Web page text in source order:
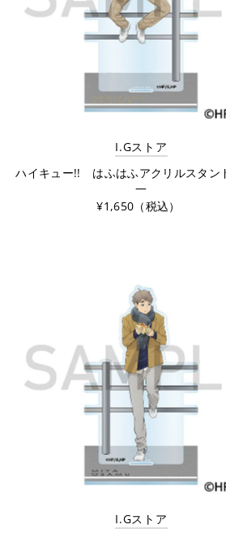
I.Gストア
ハイキュー!! はふはふアクリルスタ
一
¥1,650（税込）
I.Gストア